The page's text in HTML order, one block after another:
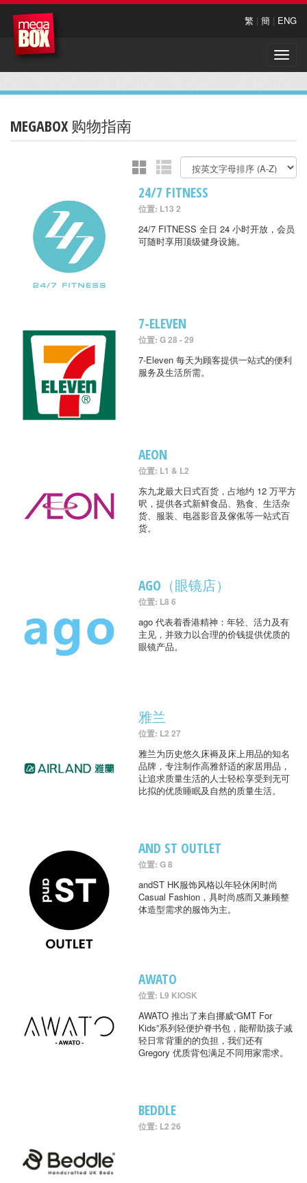
繁 | 簡 | ENG
Toggle
MEGABOX 购物指南
24/7 FITNESS
位置: L13 2
24/7 FITNESS 全日 24 小时开放，会员
可随时享用顶级健身设施。
7-ELEVEN
位置: G 28 - 29
7-Eleven 每天为顾客提供一站式的便利
服务及生活所需。
AEON
位置: L1 & L2
东九龙最大日式百货，占地约 12 万平方
呎，提供各式新鲜食品、熟食、生活杂
货、服装、电器影音及傢俬等一站式百
货。
AGO（眼镜店）
位置: L8 6
ago 代表着香港精神：年轻、活力及有
主见，并致力以合理的价钱提供优质的
眼镜产品。
雅兰
位置: L2 27
雅兰为历史悠久床褥及床上用品的知名
品牌，专注制作高雅舒适的家居用品，
让追求质量生活的人士轻松享受到无可
比拟的优质睡眠及自然的质量生活。
AND ST OUTLET
位置: G 8
andST HK服饰风格以年轻休闲时尚
Casual Fashion，具时尚感而又兼顾整
体造型需求的服饰为主。
AWATO
位置: L9 KIOSK
AWATO 推出了来自挪威“GMT For
Kids”系列轻便护脊书包，能帮助孩子减
轻日常背重的的负担，我们还有
Gregory 优质背包满足不同用家需求。
BEDDLE
位置: L2 26